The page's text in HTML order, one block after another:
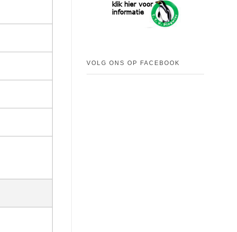
VOLG ONS OP FACEBOOK